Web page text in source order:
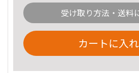
受け取り方法・送料
カートに入